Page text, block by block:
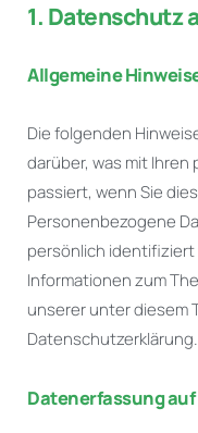
1. Datenschutz
Allgemeine
Die folgenden
darüber, was mit
passiert, wenn Sie
Personenbezogene
persönlich
Informationen zum
unserer unter diesem
Datenschutzerklärung.
Datenerfassung